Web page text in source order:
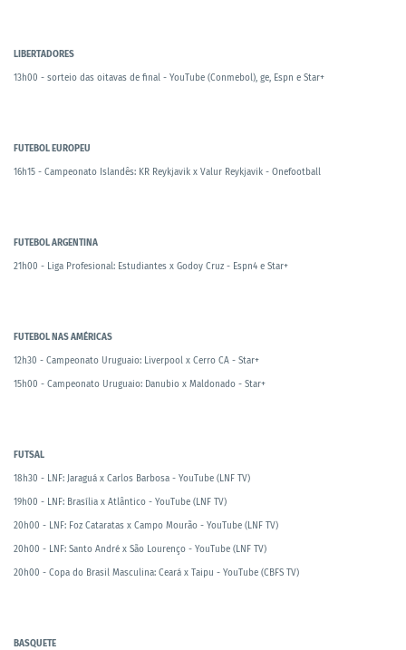
LIBERTADORES
13h00 - sorteio das oitavas de final - YouTube (Conmebol), ge, Espn e Star+
FUTEBOL EUROPEU
16h15 - Campeonato Islandês: KR Reykjavik x Valur Reykjavik - Onefootball
FUTEBOL ARGENTINA
21h00 - Liga Profesional: Estudiantes x Godoy Cruz - Espn4 e Star+
FUTEBOL NAS AMÉRICAS
12h30 - Campeonato Uruguaio: Liverpool x Cerro CA - Star+
15h00 - Campeonato Uruguaio: Danubio x Maldonado - Star+
FUTSAL
18h30 - LNF: Jaraguá x Carlos Barbosa - YouTube (LNF TV)
19h00 - LNF: Brasília x Atlântico - YouTube (LNF TV)
20h00 - LNF: Foz Cataratas x Campo Mourão - YouTube (LNF TV)
20h00 - LNF: Santo André x São Lourenço - YouTube (LNF TV)
20h00 - Copa do Brasil Masculina: Ceará x Taipu - YouTube (CBFS TV)
BASQUETE